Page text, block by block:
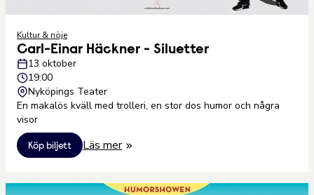
Kultur & nöje
Carl-Einar Häckner - Siluetter
13 oktober
19:00
Nyköpings Teater
En makalös kväll med trolleri, en stor dos humor och några
visor
Köp biljett Läs mer